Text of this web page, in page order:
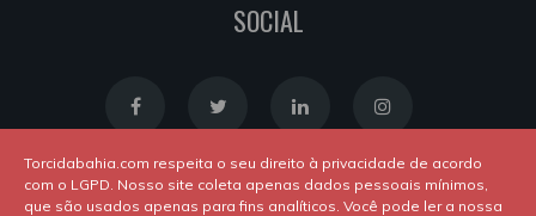
SOCIAL
Torcidabahia.com respeita o seu direito à privacidade de acordo
com o LGPD. Nosso site coleta apenas dados pessoais mínimos,
que são usados apenas para fins analíticos. Você pode ler a nossa